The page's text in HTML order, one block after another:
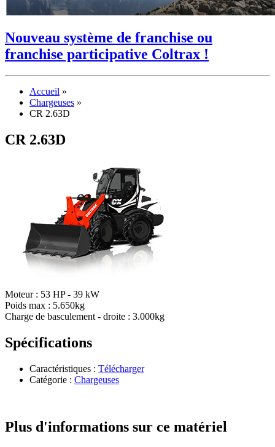
Nouveau système de franchise ou
franchise participative Coltrax !
Accueil »
Chargeuses »
CR 2.63D
CR 2.63D
Moteur : 53 HP - 39 kW
Poids max : 5.650kg
Charge de basculement - droite : 3.000kg
Spécifications
Caractéristiques : Télécharger
Catégorie : Chargeuses
Plus d'informations sur ce matériel